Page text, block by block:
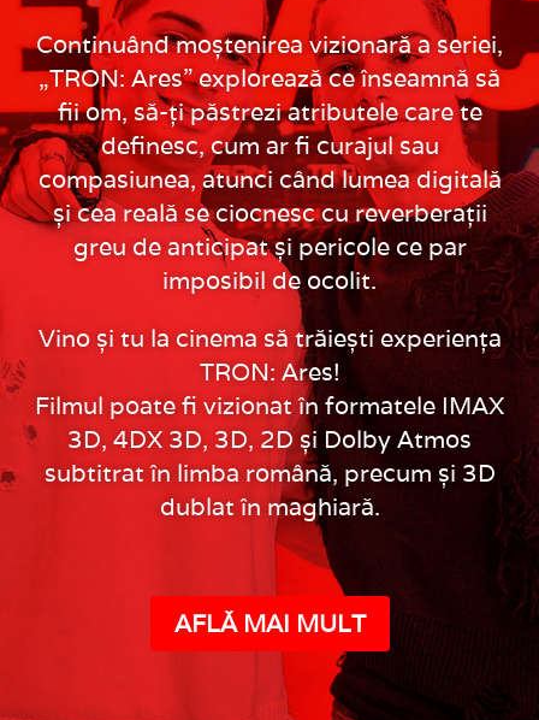
Continuând moștenirea vizionară a seriei,
„TRON: Ares” explorează ce înseamnă să
fii om, să-ți păstrezi atributele care te
definesc, cum ar fi curajul sau
compasiunea, atunci când lumea digitală
și cea reală se ciocnesc cu reverberații
greu de anticipat și pericole ce par
imposibil de ocolit.
Vino și tu la cinema să trăiești experiența
TRON: Ares!
Filmul poate fi vizionat în formatele IMAX
3D, 4DX 3D, 3D, 2D și Dolby Atmos
subtitrat în limba română, precum și 3D
dublat în maghiară.
AFLĂ MAI MULT